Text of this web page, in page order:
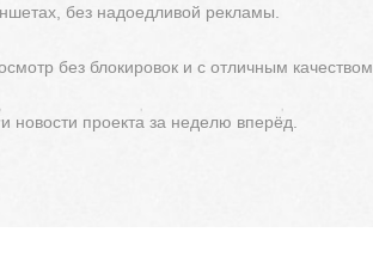
без надоедливой рекламы.
без блокировок и с отличным качеством.
проекта за неделю вперёд.